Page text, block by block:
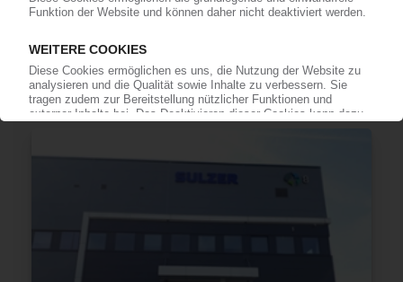
Haller folgt auf Grimm als Leiter Perlen
Packaging
02.11.2021